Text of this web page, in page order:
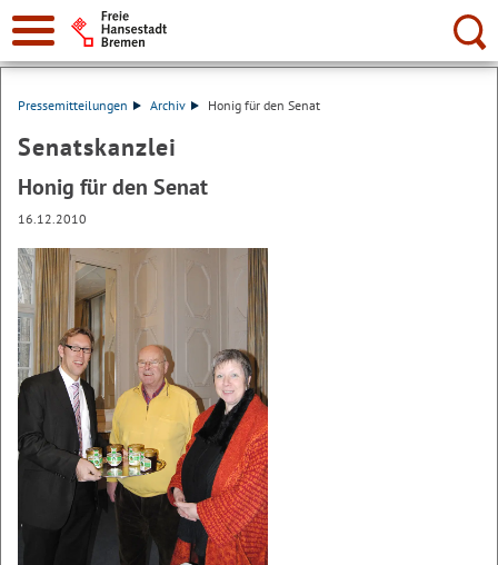
Suche:
Pressemitteilungen Archiv Honig für den Senat
Senatskanzlei
Honig für den Senat
16.12.2010